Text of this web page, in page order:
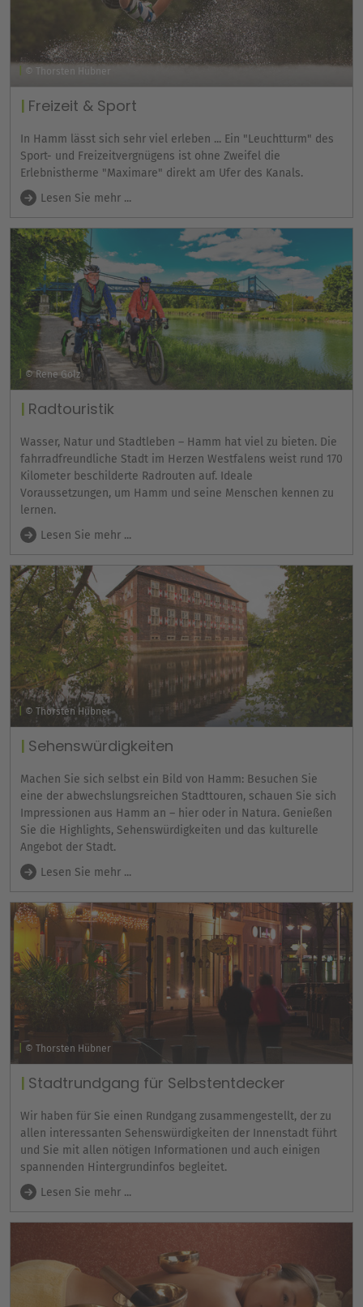
© Thorsten Hübner
Freizeit & Sport
In Hamm lässt sich sehr viel erleben ... Ein "Leuchtturm" des
Sport- und Freizeitvergnügens ist ohne Zweifel die
Erlebnistherme "Maximare" direkt am Ufer des Kanals.
Lesen Sie mehr ...
© Rene Golz
Radtouristik
Wasser, Natur und Stadtleben – Hamm hat viel zu bieten. Die
fahrradfreundliche Stadt im Herzen Westfalens weist rund 170
Kilometer beschilderte Radrouten auf. Ideale
Voraussetzungen, um Hamm und seine Menschen kennen zu
lernen.
Lesen Sie mehr ...
© Thorsten Hübner
Sehenswürdigkeiten
Machen Sie sich selbst ein Bild von Hamm: Besuchen Sie
eine der abwechslungsreichen Stadttouren, schauen Sie sich
Impressionen aus Hamm an – hier oder in Natura. Genießen
Sie die Highlights, Sehenswürdigkeiten und das kulturelle
Angebot der Stadt.
Lesen Sie mehr ...
© Thorsten Hübner
Stadtrundgang für Selbstentdecker
Wir haben für Sie einen Rundgang zusammengestellt, der zu
allen interessanten Sehenswürdigkeiten der Innenstadt führt
und Sie mit allen nötigen Informationen und auch einigen
spannenden Hintergrundinfos begleitet.
Lesen Sie mehr ...